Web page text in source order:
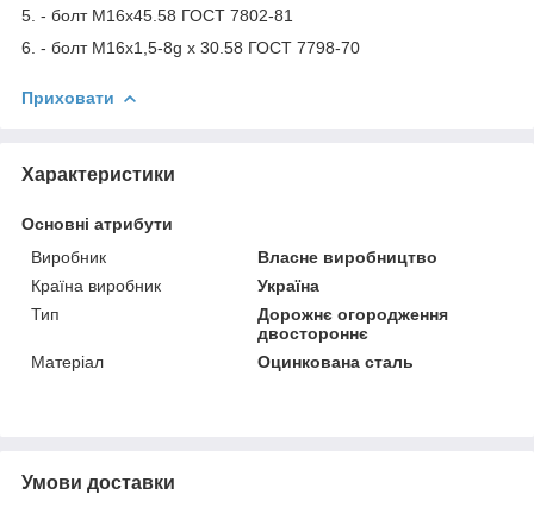
5. - болт М16х45.58 ГОСТ 7802-81
6. - болт М16х1,5-8g х 30.58 ГОСТ 7798-70
Приховати
Характеристики
Основні атрибути
Виробник
Власне виробництво
Країна виробник
Україна
Тип
Дорожнє огородження
двостороннє
Матеріал
Оцинкована сталь
Умови доставки